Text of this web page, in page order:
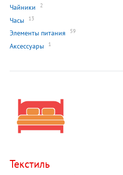
Чайники 2
Часы 13
Элементы питания 59
Аксессуары 1
Текстиль